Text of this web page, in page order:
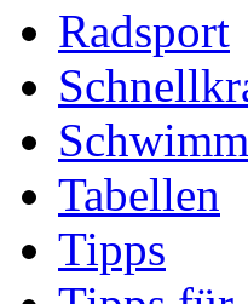
Radsport
Tabellen
Tipps